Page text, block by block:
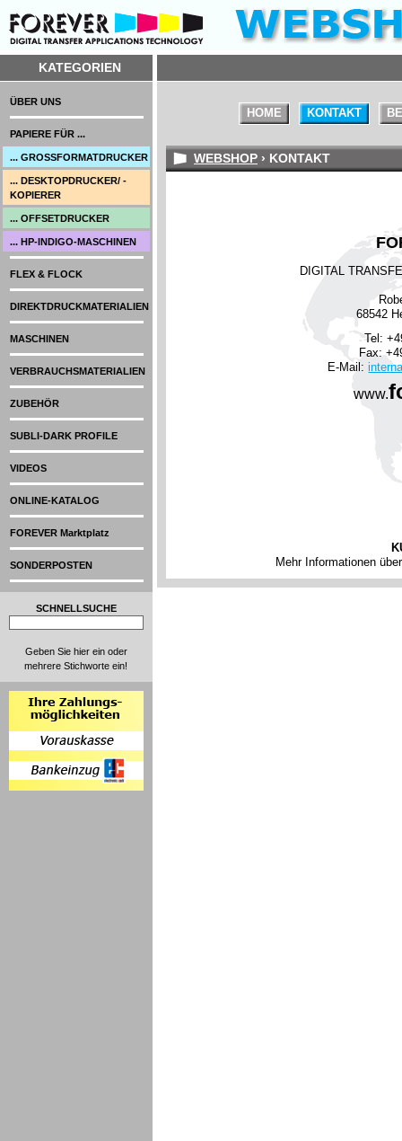
KATEGORIEN
SCHNELLSUCHE
Geben Sie hier ein oder
mehrere Stichworte ein!
HOME KONTAKT
WEBSHOP › KONTAKT
DIGITAL
68542
Tel:
Fax:
E-Mail:
www.
Mehr Informationen
ÜBER UNS
PAPIERE FÜR ...
... GROSSFORMATDRUCKER
... DESKTOPDRUCKER/ -
KOPIERER
... OFFSETDRUCKER
... HP-INDIGO-MASCHINEN
FLEX & FLOCK
DIREKTDRUCKMATERIALIEN
MASCHINEN
VERBRAUCHSMATERIALIEN
ZUBEHÖR
SUBLI-DARK PROFILE
VIDEOS
ONLINE-KATALOG
FOREVER Marktplatz
SONDERPOSTEN